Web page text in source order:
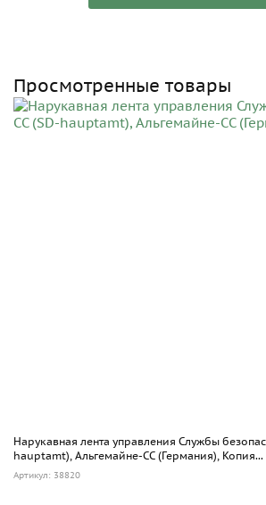
Просмотренные товары
Нарукавная лента управления Службы
hauptamt), Альгемайне-СС (Германия), Копия...
Артикул: 38820